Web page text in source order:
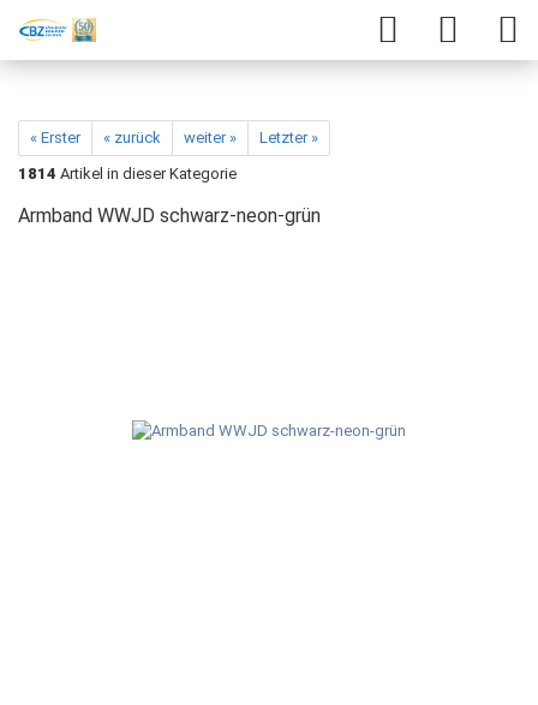
« Erster « zurück weiter »
Letzter »
1814 Artikel in dieser Kategorie
Armband WWJD schwarz-neon-grün